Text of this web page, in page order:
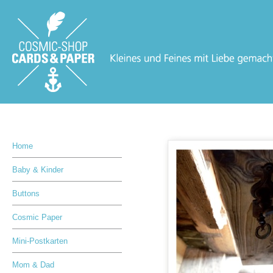
Home
Baby & Kinder
Buttons
Cosmic Paper
Mini-Postkarten
Mom & Dad